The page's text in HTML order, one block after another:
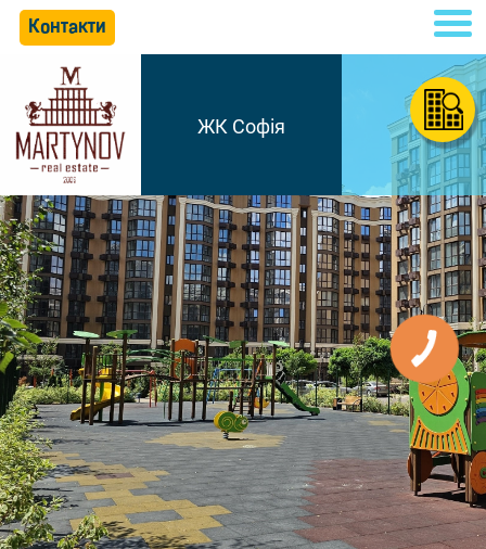
Контакти
ЖК Софія